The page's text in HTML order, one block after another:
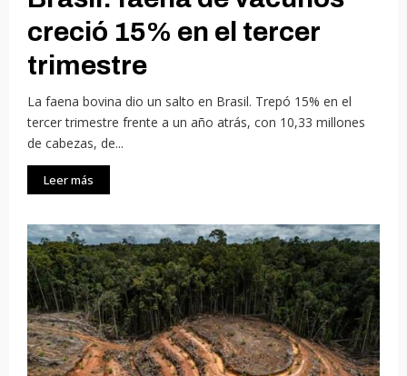
creció 15% en el tercer
trimestre
La faena bovina dio un salto en Brasil. Trepó 15% en el
tercer trimestre frente a un año atrás, con 10,33 millones
de cabezas, de...
Leer más